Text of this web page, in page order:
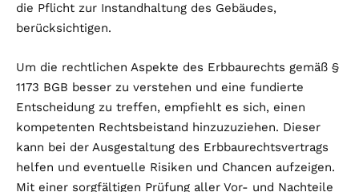
die Pflicht zur Instandhaltung des Gebäudes,
berücksichtigen.
Um die rechtlichen Aspekte des Erbbaurechts gemäß §
1173 BGB besser zu verstehen und eine fundierte
Entscheidung zu treffen, empfiehlt es sich, einen
kompetenten Rechtsbeistand hinzuzuziehen. Dieser
kann bei der Ausgestaltung des Erbbaurechtsvertrags
helfen und eventuelle Risiken und Chancen aufzeigen.
Mit einer sorgfältigen Prüfung aller Vor- und Nachteile